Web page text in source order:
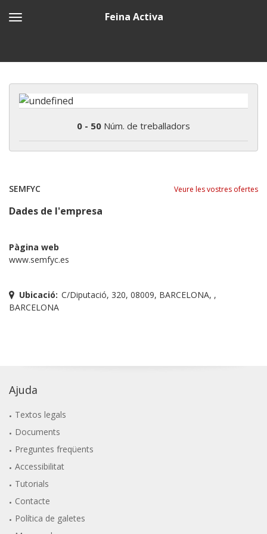
Feina Activa
0 - 50 Núm. de treballadors
SEMFYC Veure les vostres ofertes
Dades de l'empresa
Pàgina web
www.semfyc.es
Ubicació: C/Diputació, 320, 08009, BARCELONA, ,
BARCELONA
Ajuda
Textos legals
Documents
Preguntes freqüents
Accessibilitat
Tutorials
Contacte
Política de galetes